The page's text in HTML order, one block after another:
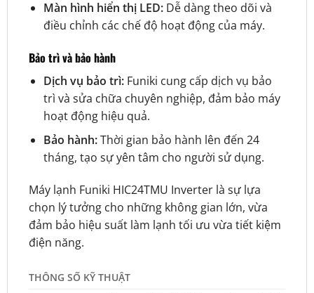
Màn hình hiển thị LED:Dễ dàng theo dõi và
điều chỉnh các chế độ hoạt động của máy.
Bảo trì và bảo hành
Dịch vụ bảo trì:Funiki cung cấp dịch vụ bảo
trì và sửa chữa chuyên nghiệp, đảm bảo máy
hoạt động hiệu quả.
Bảo hành:Thời gian bảo hành lên đến 24
tháng, tạo sự yên tâm cho người sử dụng.
Máy lạnh Funiki HIC24TMU Inverter là sự lựa
chọn lý tưởng cho những không gian lớn, vừa
đảm bảo hiệu suất làm lạnh tối ưu vừa tiết kiệm
điện năng.
THÔNG SỐ KỸ THUẬT